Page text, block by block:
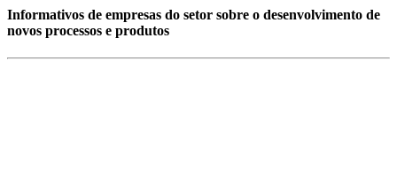
Informativos de empresas do setor sobre o desenvolvimento de
novos processos e produtos